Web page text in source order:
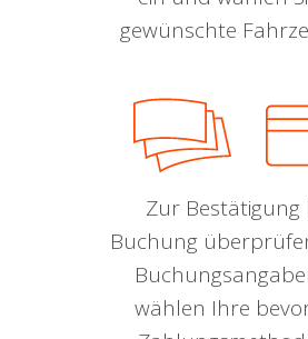
gewünschte
Zur Bestätigung
Buchung
wählen Ihre